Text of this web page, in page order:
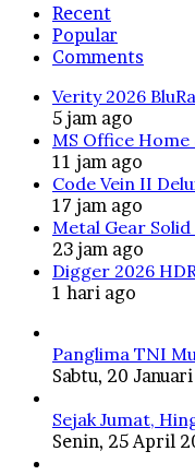
Recent
Popular
Comments
Verity 2026
5 jam ago
MS Office
11 jam ago
Code Vein II
17 jam ago
Metal Gear
23 jam ago
Digger 2026
1 hari ago
Panglima TNI
Sabtu, 20
Sejak Jumat,
Senin, 25 April